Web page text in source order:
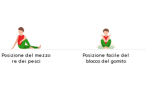
Posizione del mezzo
re dei pesci
Posizione facile del
blocco del gomito